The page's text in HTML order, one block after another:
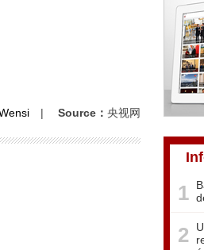
| Source： 央视网
1
2